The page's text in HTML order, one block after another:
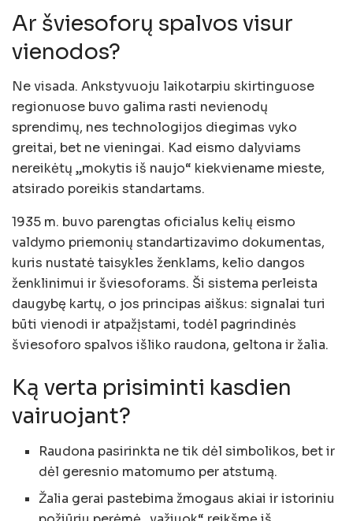
Ar šviesoforų spalvos visur
vienodos?
Ne visada. Ankstyvuoju laikotarpiu skirtinguose
regionuose buvo galima rasti nevienodų
sprendimų, nes technologijos diegimas vyko
greitai, bet ne vieningai. Kad eismo dalyviams
nereikėtų „mokytis iš naujo“ kiekviename mieste,
atsirado poreikis standartams.
1935 m. buvo parengtas oficialus kelių eismo
valdymo priemonių standartizavimo dokumentas,
kuris nustatė taisykles ženklams, kelio dangos
ženklinimui ir šviesoforams. Ši sistema perleista
daugybę kartų, o jos principas aiškus: signalai turi
būti vienodi ir atpažįstami, todėl pagrindinės
šviesoforo spalvos išliko raudona, geltona ir žalia.
Ką verta prisiminti kasdien
vairuojant?
Raudona pasirinkta ne tik dėl simbolikos, bet ir
dėl geresnio matomumo per atstumą.
Žalia gerai pastebima žmogaus akiai ir istoriniu